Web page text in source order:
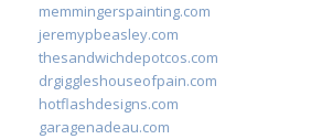
memmingerspainting.com
jeremypbeasley.com
thesandwichdepotcos.com
drgiggleshouseofpain.com
hotflashdesigns.com
garagenadeau.com